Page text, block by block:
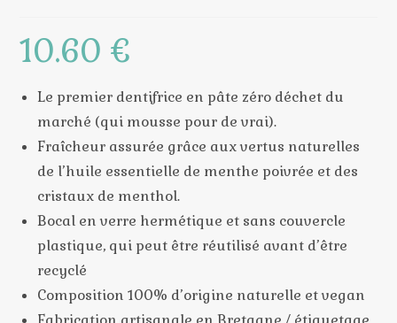
10.60€
Le premier dentifrice en pâte zéro déchet du
marché (qui mousse pour de vrai).
Fraîcheur assurée grâce aux vertus naturelles
de l’huile essentielle de menthe poivrée et des
cristaux de menthol.
Bocal en verre hermétique et sans couvercle
plastique, qui peut être réutilisé avant d’être
recyclé
Composition 100% d’origine naturelle et vegan